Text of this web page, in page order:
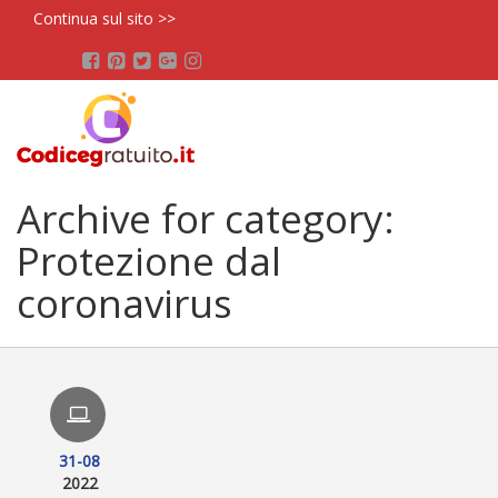
Continua sul sito >>
Archive for category:
Protezione dal
coronavirus
31-08
2022